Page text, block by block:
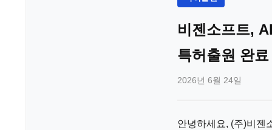
비젠소프트,
특허출원 완료
2026년 6월 24일
안녕하세요, (주)비젠